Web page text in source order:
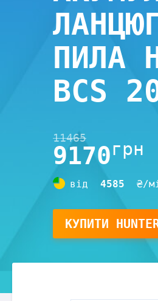
ПИЛА
BCS
11465
9170грн
від 4585 ₴/
КУПИТИ